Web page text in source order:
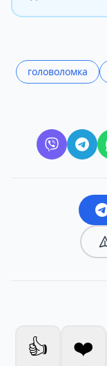
головоломка
👍 ❤️